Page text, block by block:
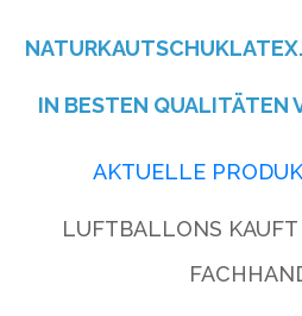
IN BESTEN QUALITÄTEN
AKTUELLE
LUFTBALLONS